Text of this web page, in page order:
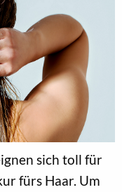
sich toll für
fürs Haar. Um